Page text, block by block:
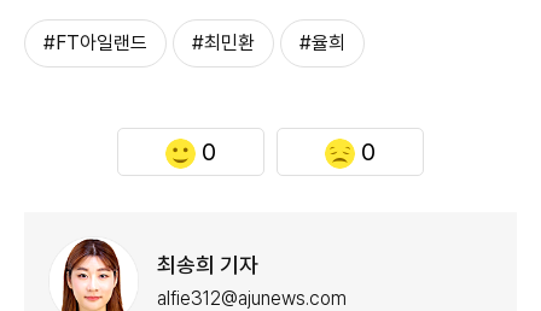
#FT아일랜드 #최민환 #율희
0 0
최송희 기자
alfie312@ajunews.com